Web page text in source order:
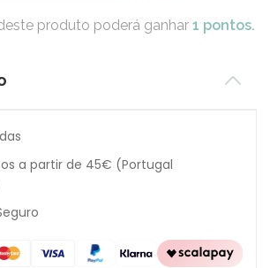
produto poderá ganhar 1 pontos.
a partir de 45€ (Portugal